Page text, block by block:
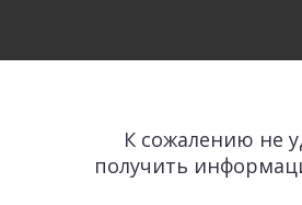
К сожалению не
получить